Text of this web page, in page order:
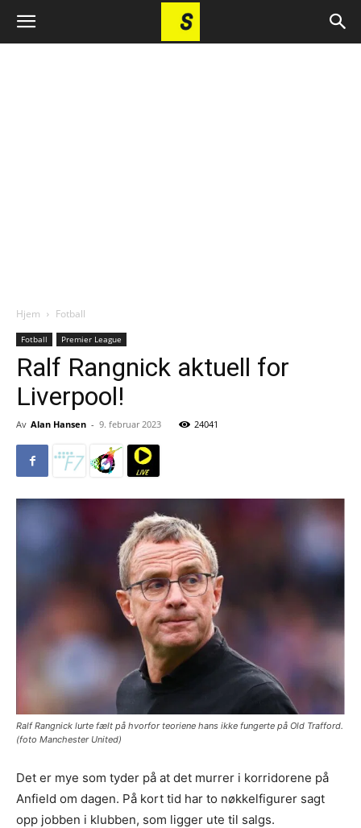
Hjem Fotball
Fotball Premier League
Ralf Rangnick aktuell for
Liverpool!
Av Alan Hansen - 9. februar 2023 24041
Ralf Rangnick lurte fælt på hvorfor teoriene hans ikke fungerte på Old Trafford.
(foto Manchester United)
Det er mye som tyder på at det murrer i korridorene på
Anfield om dagen. På kort tid har to nøkkelfigurer sagt
opp jobben i klubben, som ligger ute til salgs.